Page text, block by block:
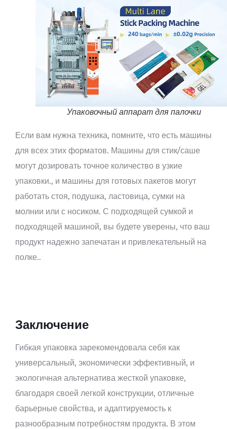
Упаковочный аппарат для палочки
Если вам нужна техника, помните, что есть машины
для всех этих форматов. Машины для стик/саше
могут дозировать точное количество в узкие
упаковки., и машины для готовых пакетов могут
работать стоя, подушка, ластовица, сумки на
молнии или с носиком. С подходящей сумкой и
подходящей машиной, вы будете уверены, что ваш
продукт надежно запечатан и привлекательный на
полке..
Заключение
Гибкая упаковка зарекомендовала себя как
универсальный, экономически эффективный, и
экологичная альтернатива жесткой упаковке,
благодаря своей легкой конструкции, отличные
барьерные свойства, и адаптируемость к
разнообразным потребностям продукта. В этом